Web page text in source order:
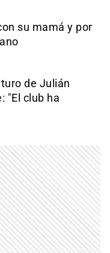
su mamá y por
de Julián
"El club ha